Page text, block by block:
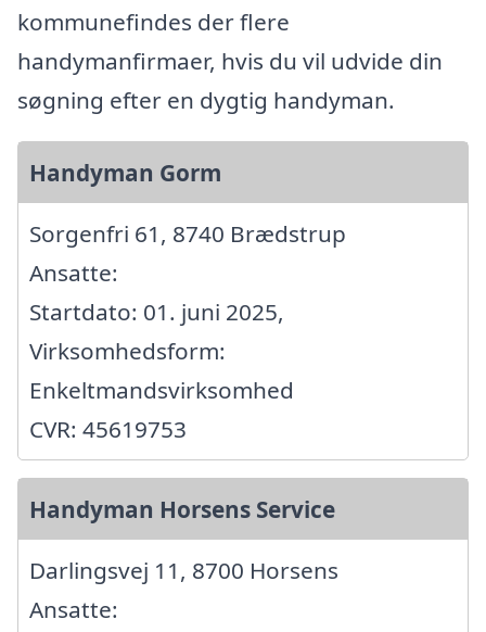
kommunefindes der flere
handymanfirmaer, hvis du vil udvide din
søgning efter en dygtig handyman.
Handyman Gorm
Sorgenfri 61, 8740 Brædstrup
Ansatte:
Startdato: 01. juni 2025,
Virksomhedsform:
Enkeltmandsvirksomhed
CVR: 45619753
Handyman Horsens Service
Darlingsvej 11, 8700 Horsens
Ansatte: